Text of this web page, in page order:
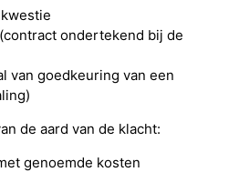
ondertekend bij de
van goedkeuring van een
de aard van de klacht:
genoemde kosten